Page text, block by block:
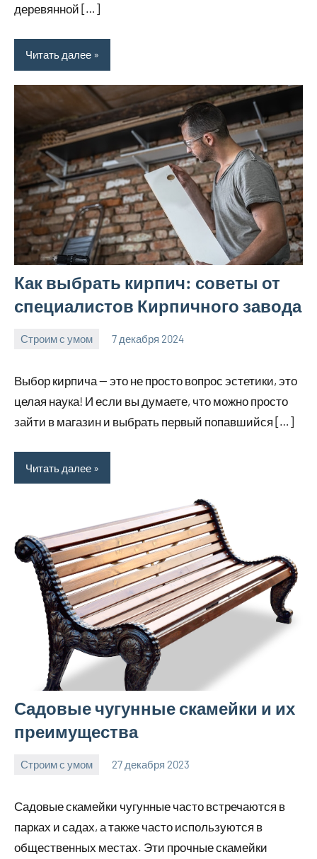
деревянной […]
Читать далее
Как выбрать кирпич: советы от
специалистов Кирпичного завода
Строим с умом 7 декабря 2024
Avtor
Выбор кирпича — это не просто вопрос эстетики, это
целая наука! И если вы думаете, что можно просто
зайти в магазин и выбрать первый попавшийся […]
Читать далее
Садовые чугунные скамейки и их
преимущества
Строим с умом 27 декабря 2023
finnlevel_ru
Садовые скамейки чугунные часто встречаются в
парках и садах, а также часто используются в
общественных местах. Эти прочные скамейки